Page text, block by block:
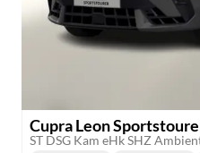
Cupra Leon
ST DSG Kam eHk SHZ